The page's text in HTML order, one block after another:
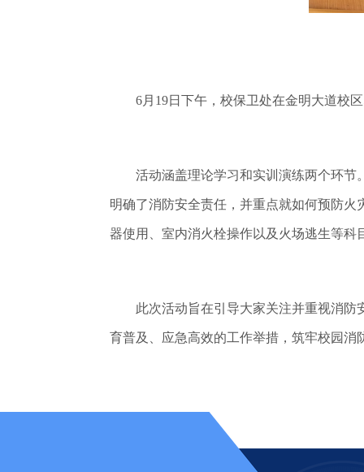
6月19日下午，校保卫处在金明大道校区
活动涵盖理论学习和实训演练两个环节。
明确了消防安全责任，并重点就如何预防
器使用、室内消火栓操作以及火场逃生等科
此次活动旨在引导大家关注并重视消防安
育普及、应急高效的工作举措，筑牢校园消